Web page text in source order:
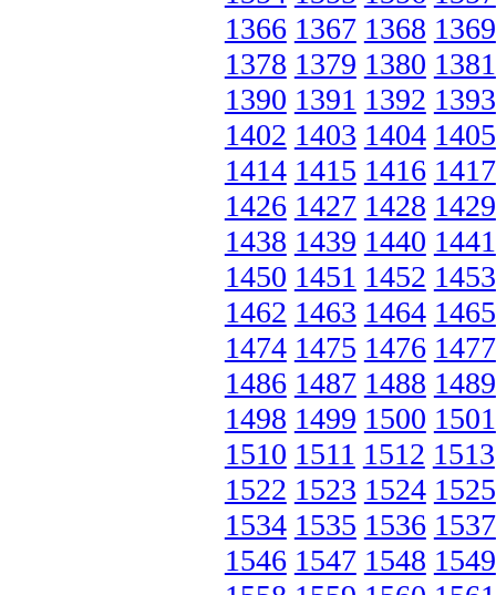
1366 1367 1368 1369
1378 1379 1380 1381
1390 1391 1392 1393
1402 1403 1404 1405
1414 1415 1416 1417
1426 1427 1428 1429
1438 1439 1440 1441
1450 1451 1452 1453
1462 1463 1464 1465
1474 1475 1476 1477
1486 1487 1488 1489
1498 1499 1500 1501
1510 1511 1512 1513
1522 1523 1524 1525
1534 1535 1536 1537
1546 1547 1548 1549